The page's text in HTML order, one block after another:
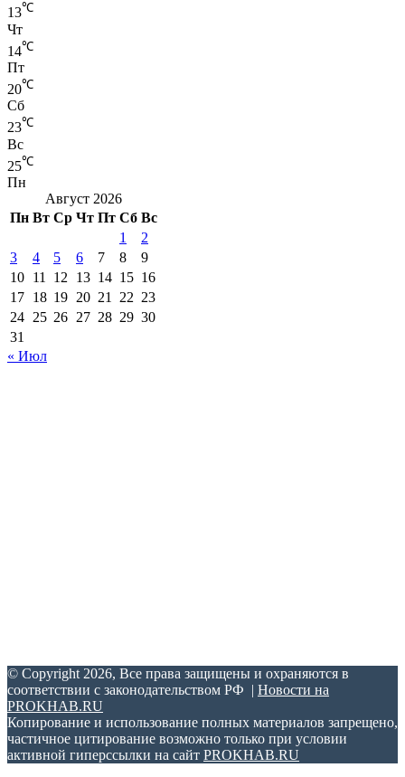
13℃
Чт
14℃
Пт
20℃
Сб
23℃
Вс
25℃
Пн
Август 2026
Пн Вт Ср Чт Пт Сб Вс
1
2
3
4 5 6 7 8
9
10 11 12 13 14 15 16
17 18 19 20 21 22 23
24 25 26 27 28 29 30
31
« Июл
© Copyright 2026, Все права защищены и охраняются в
соответствии с законодательством РФ | Новости на
PROKHAB.RU
Копирование и использование полных материалов запрещено,
частичное цитирование возможно только при условии
активной гиперссылки на сайт PROKHAB.RU